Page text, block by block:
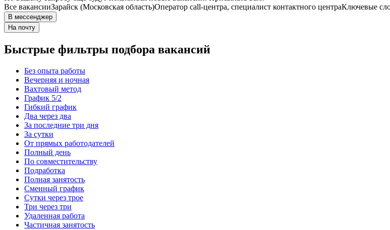
Все вакансииЗарайск (Московская область)Оператор call-центра, специалист контактного центраКлючевые
В мессенджер
На почту
Быстрые фильтры подбора вакансий
Без опыта работы
Вечерняя и ночная
Вахтовый метод
График 5/2
Гибкий график
Два через два
За последние три дня
За сутки
От прямых работодателей
Полный день
По совместительству
Подработка
Полная занятость
Сменный график
Сутки через трое
Три через три
Удаленная работа
Частичная занятость